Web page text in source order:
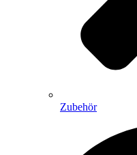
Zubehör